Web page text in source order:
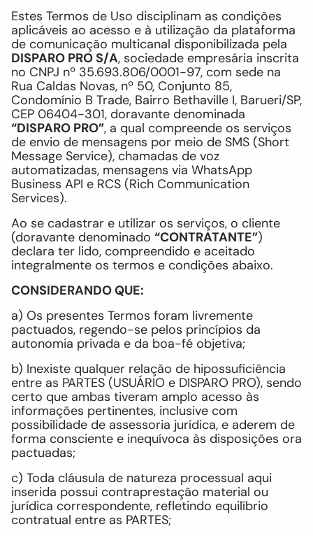
Estes Termos de Uso disciplinam as condições
aplicáveis ao acesso e à utilização da plataforma
de comunicação multicanal disponibilizada pela
DISPARO PRO S/A, sociedade empresária inscrita
no CNPJ nº 35.693.806/0001-97, com sede na
Rua Caldas Novas, nº 50, Conjunto 85,
Condomínio B Trade, Bairro Bethaville I, Barueri/SP,
CEP 06404-301, doravante denominada
“DISPARO PRO”, a qual compreende os serviços
de envio de mensagens por meio de SMS (Short
Message Service), chamadas de voz
automatizadas, mensagens via WhatsApp
Business API e RCS (Rich Communication
Services).
Ao se cadastrar e utilizar os serviços, o cliente
(doravante denominado “CONTRATANTE”)
declara ter lido, compreendido e aceitado
integralmente os termos e condições abaixo.
CONSIDERANDO QUE:
a) Os presentes Termos foram livremente
pactuados, regendo-se pelos princípios da
autonomia privada e da boa-fé objetiva;
b) Inexiste qualquer relação de hipossuficiência
entre as PARTES (USUÁRIO e DISPARO PRO), sendo
certo que ambas tiveram amplo acesso às
informações pertinentes, inclusive com
possibilidade de assessoria jurídica, e aderem de
forma consciente e inequívoca às disposições ora
pactuadas;
c) Toda cláusula de natureza processual aqui
inserida possui contraprestação material ou
jurídica correspondente, refletindo equilíbrio
contratual entre as PARTES;